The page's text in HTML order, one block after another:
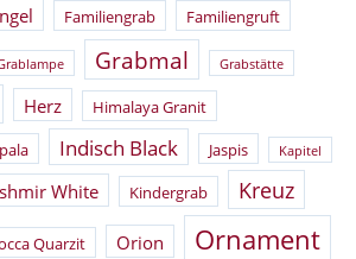
Familiengrab Familiengruft
Grabmal Grabstätte
Herz Himalaya Granit
Indisch Black Jaspis Kapitel
White Kindergrab Kreuz
Quarzit Orion Ornament